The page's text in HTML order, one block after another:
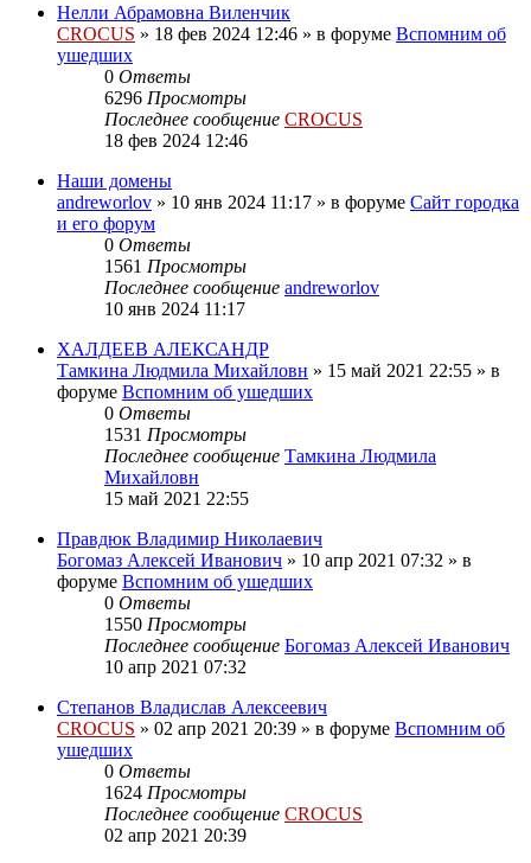
Нелли Абрамовна Виленчик
CROCUS » 18 фев 2024 12:46 » в форуме Вспомним об
ушедших
0 Ответы
6296 Просмотры
Последнее сообщение CROCUS
18 фев 2024 12:46
Наши домены
andreworlov » 10 янв 2024 11:17 » в форуме Сайт городка
и его форум
0 Ответы
1561 Просмотры
Последнее сообщение andreworlov
10 янв 2024 11:17
ХАЛДЕЕВ АЛЕКСАНДР
Тамкина Людмила Михайловн » 15 май 2021 22:55 » в
форуме Вспомним об ушедших
0 Ответы
1531 Просмотры
Последнее сообщение Тамкина Людмила
Михайловн
15 май 2021 22:55
Правдюк Владимир Николаевич
Богомаз Алексей Иванович » 10 апр 2021 07:32 » в
форуме Вспомним об ушедших
0 Ответы
1550 Просмотры
Последнее сообщение Богомаз Алексей Иванович
10 апр 2021 07:32
Степанов Владислав Алексеевич
CROCUS » 02 апр 2021 20:39 » в форуме Вспомним об
ушедших
0 Ответы
1624 Просмотры
Последнее сообщение CROCUS
02 апр 2021 20:39